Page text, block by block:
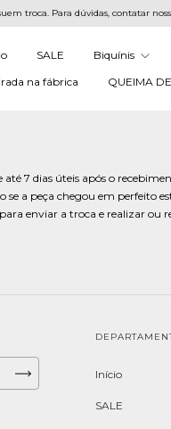
troca. Para dúvidas, contatar
SALE Biquínis
na fábrica
QUEIMA
7 dias úteis após o
se a peça chegou em perfeito
enviar a troca e realizar
Início
SALE